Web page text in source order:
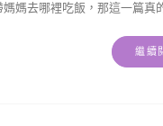
媽去哪裡吃飯，那這一篇
繼續